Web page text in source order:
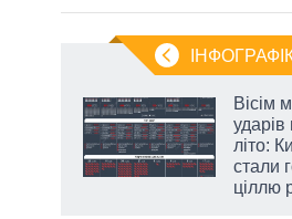
Вісім
ударів
літо:
стали
ціллю